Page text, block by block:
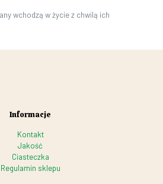
wchodzą w życie z chwilą ich
Informacje
Kontakt
Jakość
Ciasteczka
Regulamin sklepu